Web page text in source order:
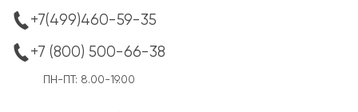
+7(499)460-59-35
+7 (800) 500-66-38
ПН-ПТ: 8.00-19.00